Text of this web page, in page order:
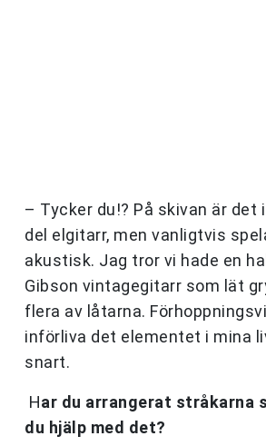
– Tycker du!? På skivan är det
del elgitarr, men vanligtvis
akustisk. Jag tror vi hade en
Gibson vintagegitarr som lät
flera av låtarna.
införliva det elementet i mina
snart.
Har du arrangerat stråkarna
du hjälp med det?